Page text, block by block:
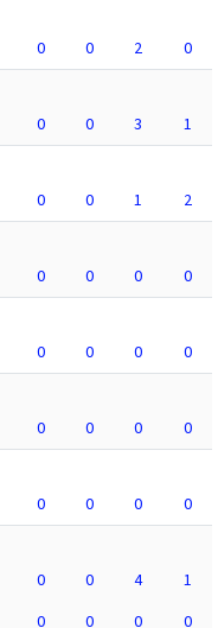
0 0 2
0
0 0 3
1
0 0 1
2
0 0 0
0
0 0 0
0
0 0 0
0
0 0 0
0
0 0 4
1
0 0 0
0